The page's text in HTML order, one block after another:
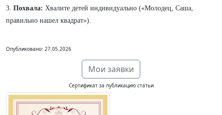
3. Похвала: Хвалите детей индивидуально («Молодец, Саша,
правильно нашел квадрат»).
Опубликовано: 27.05.2026
Мои заявки
Сертификат за публикацию статьи